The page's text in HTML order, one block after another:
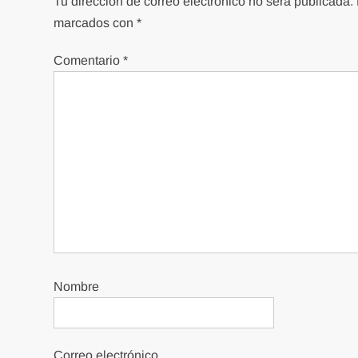
marcados con*
Comentario*
Nombre
Correo electrónico